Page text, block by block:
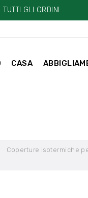
GLI ORDINI
CASA
Coperture isotermiche